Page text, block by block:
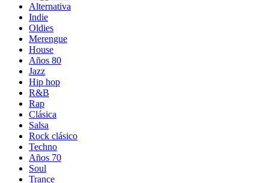
Alternativa
Indie
Oldies
Merengue
House
Años 80
Jazz
Hip hop
R&B
Rap
Clásica
Salsa
Rock clásico
Techno
Años 70
Soul
Trance